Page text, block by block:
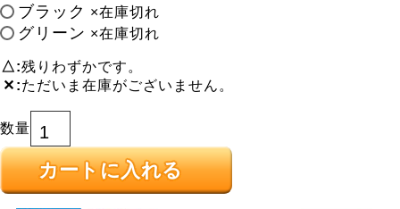
ブラック ×在庫切れ
グリーン ×在庫切れ
△ 残りわずかです。
✕ ただいま在庫がございません。
カートに入れる